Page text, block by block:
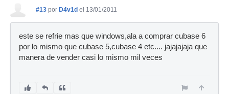
#13 por D4v1d el 13/01/2011
este se refrie mas que windows,ala a comprar cubase 6
por lo mismo que cubase 5,cubase 4 etc.... jajajajaja que
manera de vender casi lo mismo mil veces